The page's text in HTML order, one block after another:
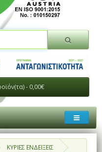
- 0,00€
ΚΥΡΙΕΣ ΕΝΔΕΙΞΕΙΣ